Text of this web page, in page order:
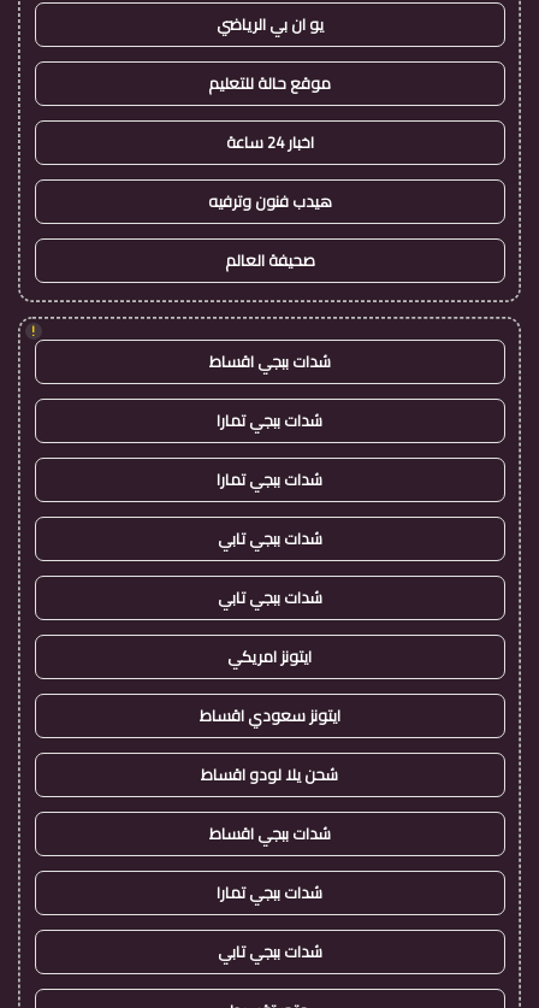
يو ان بي الرياضي
موقع حالة للتعليم
اخبار 24 ساعة
هيدب فنون وترفيه
صحيفة العالم
!
شدات ببجي اقساط
شدات ببجي تمارا
شدات ببجي تمارا
شدات ببجي تابي
شدات ببجي تابي
ايتونز امريكي
ايتونز سعودي اقساط
شحن يلا لودو اقساط
شدات ببجي اقساط
شدات ببجي تمارا
شدات ببجي تابي